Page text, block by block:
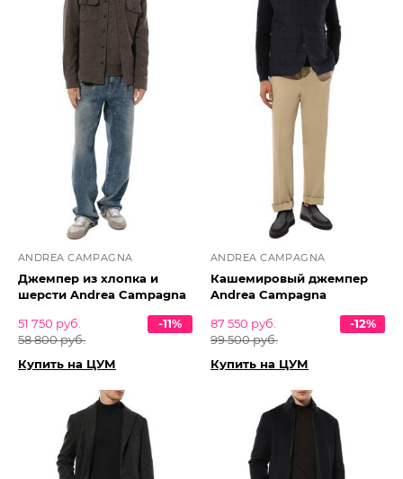
ANDREA CAMPAGNA
Джемпер из хлопка и
шерсти Andrea Campagna
51 750 руб.
58 800 руб.
-11%
Купить на ЦУМ
ANDREA CAMPAGNA
Кашемировый джемпер
Andrea Campagna
87 550 руб.
99 500 руб.
-12%
Купить на ЦУМ